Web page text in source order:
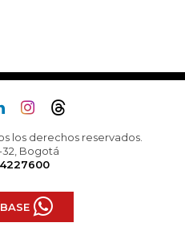
los derechos reservados.
32, Bogotá
4227600